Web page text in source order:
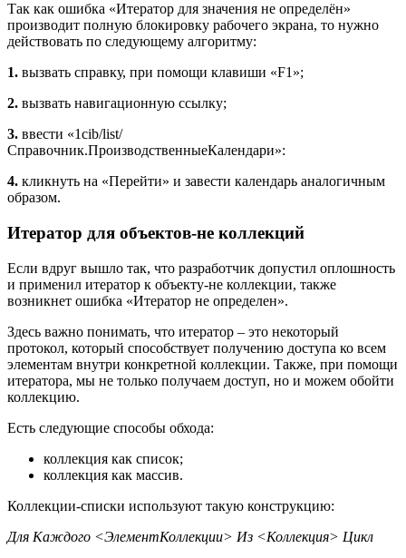
Так как ошибка «Итератор для значения не определён»
производит полную блокировку рабочего экрана, то нужно
действовать по следующему алгоритму:
1. вызвать справку, при помощи клавиши «F1»;
2. вызвать навигационную ссылку;
3. ввести «1cib/list/
Справочник.ПроизводственныеКалендари»:
4. кликнуть на «Перейти» и завести календарь аналогичным
образом.
Итератор для объектов-не коллекций
Если вдруг вышло так, что разработчик допустил оплошность
и применил итератор к объекту-не коллекции, также
возникнет ошибка «Итератор не определен».
Здесь важно понимать, что итератор – это некоторый
протокол, который способствует получению доступа ко всем
элементам внутри конкретной коллекции. Также, при помощи
итератора, мы не только получаем доступ, но и можем обойти
коллекцию.
Есть следующие способы обхода:
коллекция как список;
коллекция как массив.
Коллекции-списки используют такую конструкцию:
Для Каждого <ЭлементКоллекции> Из <Коллекция> Цикл